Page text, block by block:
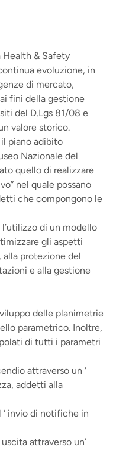
Health & Safety
evoluzione, in
di mercato,
fini della gestione
del D.Lgs 81/08 e
valore storico.
piano adibito
Nazionale del
quello di realizzare
nel quale possano
che compongono le
di un modello
gli aspetti
alla protezione del
e alla gestione
delle planimetrie
parametrico. Inoltre,
di tutti i parametri
attraverso un ‘
addetti alla
‘ invio di notifiche in
attraverso un’